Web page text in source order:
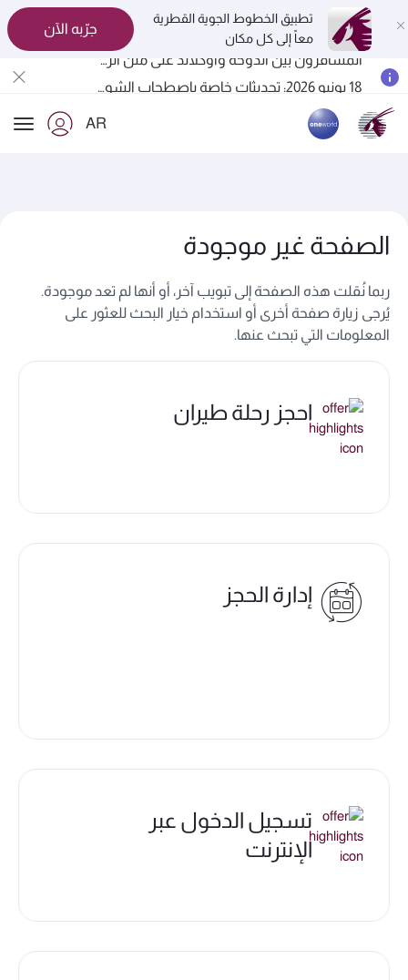
تطبيق الخطوط الجوية القطرية
معاً إلى كل مكان
جرّبه الآن
المسافرون بين الدوحة وأوكلاند على متن الرحلات الجوية رقم QR914 ورقم QR915
الخطوط الجوية القطرية تعزز شبكة وجهاتها العالمية لتشمل ما يزيد عن 160 وجهة
AR
الصفحة غير موجودة
ربما نُقلت هذه الصفحة إلى تبويب آخر، أو أنها لم تعد موجودة.
يُرجى زيارة صفحة أخرى أو استخدام خيار البحث للعثور على
المعلومات التي تبحث عنها.
احجز رحلة طيران
إدارة الحجز
تسجيل الدخول عبر
الإنترنت